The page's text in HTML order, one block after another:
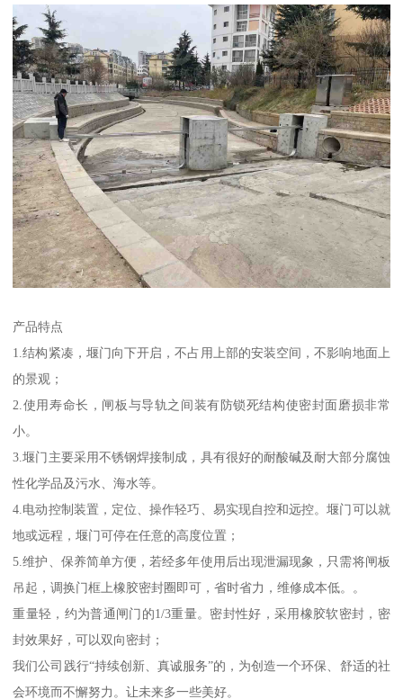
产品特点
1.结构紧凑，堰门向下开启，不占用上部的安装空间，不影响地面上
的景观；
2.使用寿命长，闸板与导轨之间装有防锁死结构使密封面磨损非常
小。
3.堰门主要采用不锈钢焊接制成，具有很好的耐酸碱及耐大部分腐蚀
性化学品及污水、海水等。
4.电动控制装置，定位、操作轻巧、易实现自控和远控。堰门可以就
地或远程，堰门可停在任意的高度位置；
5.维护、保养简单方便，若经多年使用后出现泄漏现象，只需将闸板
吊起，调换门框上橡胶密封圈即可，省时省力，维修成本低。。
重量轻，约为普通闸门的1/3重量。密封性好，采用橡胶软密封，密
封效果好，可以双向密封；
我们公司践行“持续创新、真诚服务”的，为创造一个环保、舒适的社
会环境而不懈努力。让未来多一些美好。